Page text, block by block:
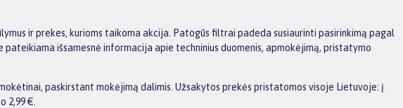
ir prekes, kurioms taikoma akcija. Patogūs filtrai padeda susiaurinti pasirinkimą pagal
išsamesnė informacija apie techninius duomenis, apmokėjimą, pristatymo
paskirstant mokėjimą dalimis. Užsakytos prekės pristatomos visoje Lietuvoje: į
2,99 €.